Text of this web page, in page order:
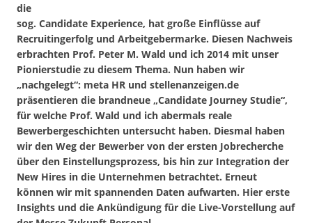
die
sog. Candidate Experience, hat große Einflüsse auf
Recruitingerfolg und Arbeitgebermarke. Diesen Nachweis
erbrachten Prof. Peter M. Wald und ich 2014 mit unser
Pionierstudie zu diesem Thema. Nun haben wir
„nachgelegt“: meta HR und stellenanzeigen.de
präsentieren die brandneue „Candidate Journey Studie“,
für welche Prof. Wald und ich abermals reale
Bewerbergeschichten untersucht haben. Diesmal haben
wir den Weg der Bewerber von der ersten Jobrecherche
über den Einstellungsprozess, bis hin zur Integration der
New Hires in die Unternehmen betrachtet. Erneut
können wir mit spannenden Daten aufwarten. Hier erste
Insights und die Ankündigung für die Live-Vorstellung auf